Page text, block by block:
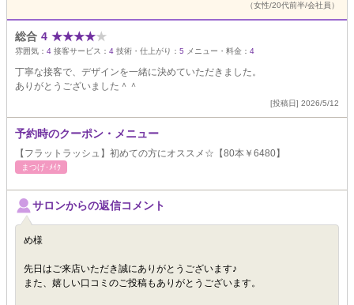
（女性/20代前半/会社員）
総合 4 ★★★★★
雰囲気： 4 接客サービス： 4 技術・仕上がり： 5 メニュー・料金： 4
丁寧な接客で、デザインを一緒に決めていただきました。
ありがとうございました＾＾
[投稿日] 2026/5/12
予約時のクーポン・メニュー
【フラットラッシュ】初めての方にオススメ☆【80本￥6480】
まつげ･ﾒｲｸ
サロンからの返信コメント
め様
先日はご来店いただき誠にありがとうございます♪
また、嬉しい口コミのご投稿もありがとうございます。